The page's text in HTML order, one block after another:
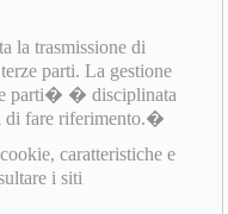
la trasmissione di
parti. La gestione
parti� � disciplinata
di fare riferimento.�
caratteristiche e
i siti